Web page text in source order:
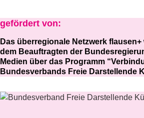
gefördert von:
Das überregionale Netzwerk
dem Beauftragten der
Medien über das Programm
Bundesverbands Freie Darstellende